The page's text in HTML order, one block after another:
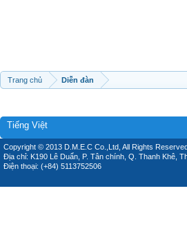
Trang chủ Diễn đàn
Tiếng Việt
Copyright © 2013 D.M.E.C Co.,Ltd, All Rights
Địa chỉ: K190 Lê Duẩn, P. Tân chính, Q. Thanh Khê,
Điện thoại: (+84) 5113752506